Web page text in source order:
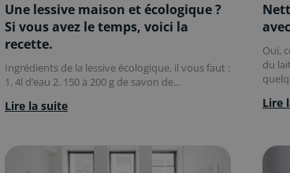
Une lessive maison et écologique ?
Si vous avez le temps, voici la
recette.
Ingrédients de la lessive écologique, il vous faut :
1. 4l d’eau 2. 150 à 200 g de savon de...
Lire la suite
Oui,
du
Lire